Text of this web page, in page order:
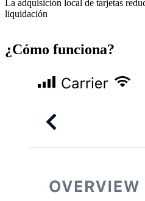
La adquisición local de tarjetas
liquidación
¿Cómo funciona?